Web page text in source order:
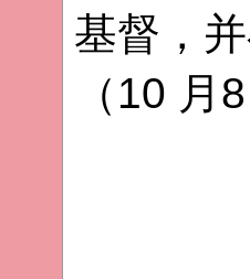
基督，
（10 月